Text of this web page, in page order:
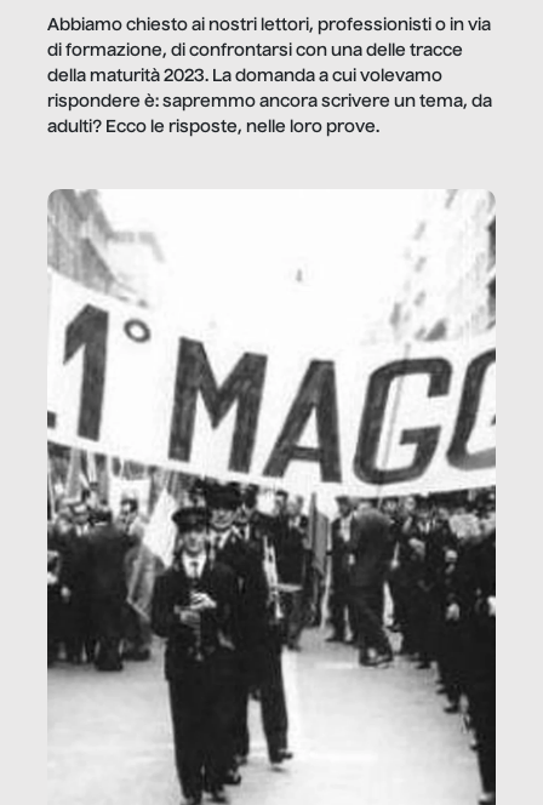
Abbiamo chiesto ai nostri lettori, professionisti o in via
di formazione, di confrontarsi con una delle tracce
della maturità 2023. La domanda a cui volevamo
rispondere è: sapremmo ancora scrivere un tema, da
adulti? Ecco le risposte, nelle loro prove.